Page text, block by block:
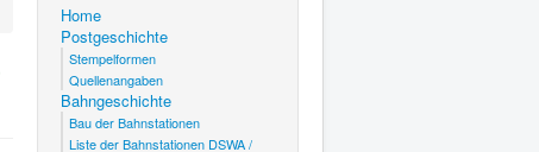
Home
Postgeschichte
Stempelformen
Quellenangaben
Bahngeschichte
Bau der Bahnstationen
Liste der Bahnstationen DSWA /